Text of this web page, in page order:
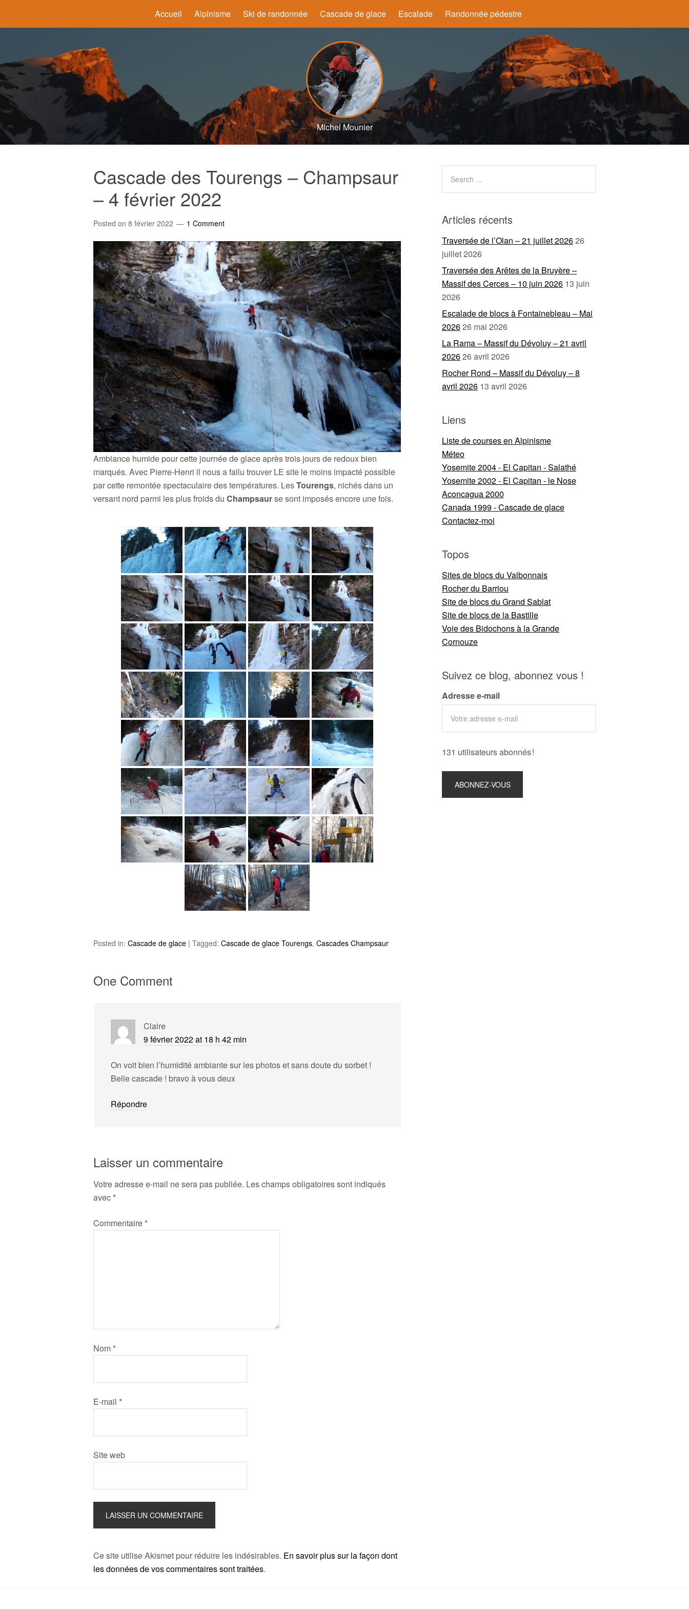
Accueil Alpinisme Ski de randonnée Cascade de glace Escalade Randonnée pédestre
Michel Mounier
Cascade des Tourengs – Champsaur
– 4 février 2022
Posted on 8 février 2022 1 Comment
Ambiance humide pour cette journée de glace après trois jours de redoux bien
marqués. Avec Pierre-Henri il nous a fallu trouver LE site le moins impacté possible
par cette remontée spectaculaire des températures. LesTourengs, nichés dans un
versant nord parmi les plus froids du Champsaurse sont imposés encore une fois.
Posted in: Cascade de glace | Tagged: Cascade de glace Tourengs, Cascades Champsaur
One Comment
Claire
9 février 2022 at 18 h 42 min
On voit bien l’humidité ambiante sur les photos et sans doute du sorbet !
Belle cascade ! bravo à vous deux
Répondre
Laisser un commentaire
Votre adresse e-mail ne sera pas publiée. Les champs obligatoires sont indiqués
avec *
Commentaire *
Nom *
E-mail *
Site web
Ce site utilise Akismet pour réduire les indésirables. En savoir plus sur la façon dont
les données de vos commentaires sont traitées.
Articles récents
Traversée de l’Olan – 21 juillet 202626
juillet 2026
Traversée des Arêtes de la Bruyère –
Massif des Cerces – 10 juin 2026 13 juin
2026
Escalade de blocs à Fontainebleau – Mai
202626 mai 2026
La Rama – Massif du Dévoluy – 21 avril
202626 avril 2026
Rocher Rond – Massif du Dévoluy – 8
avril 2026 13 avril 2026
Liens
Liste de courses en Alpinisme
Méteo
Yosemite 2004 - El Capitan - Salathé
Yosemite 2002 - El Capitan - le Nose
Aconcagua 2000
Canada 1999 - Cascade de glace
Contactez-moi
Topos
Sites de blocs du Valbonnais
Rocher du Barriou
Site de blocs du Grand Sablat
Site de blocs de la Bastille
Voie des Bidochons à la Grande
Cornouze
Suivez ce blog, abonnez vous !
Adresse e-mail
131 utilisateurs abonnés !